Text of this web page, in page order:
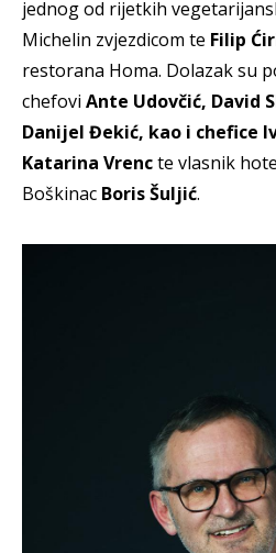
jednog od rijetkih
Michelin zvjezdicom te Filip
restorana Homa. Dolazak su
chefovi Ante Udovčić, David
Danijel Đekić, kao i chefice
Katarina Vrencte vlasnik
Boškinac Boris Šuljić.